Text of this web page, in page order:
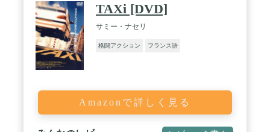
TAXi [DVD]
サミー・ナセリ
格闘アクション フランス語
Amazonで詳しく見る